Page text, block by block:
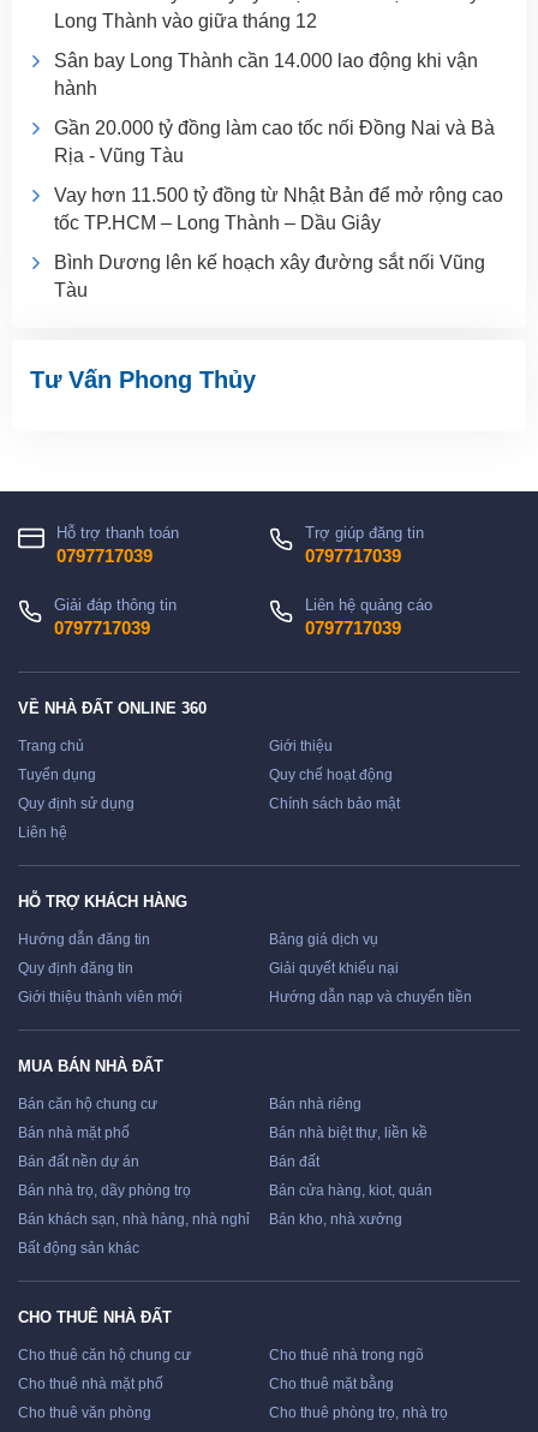
Long Thành vào giữa tháng 12
Sân bay Long Thành cần 14.000 lao động khi vận
hành
Gần 20.000 tỷ đồng làm cao tốc nối Đồng Nai và Bà
Rịa - Vũng Tàu
Vay hơn 11.500 tỷ đồng từ Nhật Bản để mở rộng cao
tốc TP.HCM – Long Thành – Dầu Giây
Bình Dương lên kế hoạch xây đường sắt nối Vũng
Tàu
Tư Vấn Phong Thủy
Hỗ trợ thanh toán
0797717039
Trợ giúp đăng tin
0797717039
Giải đáp thông tin
0797717039
Liên hệ quảng cáo
0797717039
VỀ NHÀ ĐẤT ONLINE 360
Trang chủ
Giới thiệu
Tuyển dụng
Quy chế hoạt động
Quy định sử dụng
Chính sách bảo mật
Liên hệ
HỖ TRỢ KHÁCH HÀNG
Hướng dẫn đăng tin
Bảng giá dịch vụ
Quy định đăng tin
Giải quyết khiếu nại
Giới thiệu thành viên mới
Hướng dẫn nạp và chuyển tiền
MUA BÁN NHÀ ĐẤT
Bán căn hộ chung cư
Bán nhà riêng
Bán nhà mặt phố
Bán nhà biệt thự, liền kề
Bán đất nền dự án
Bán đất
Bán nhà trọ, dãy phòng trọ
Bán cửa hàng, kiot, quán
Bán khách sạn, nhà hàng, nhà nghỉ
Bán kho, nhà xưởng
Bất động sản khác
CHO THUÊ NHÀ ĐẤT
Cho thuê căn hộ chung cư
Cho thuê nhà trong ngõ
Cho thuê nhà mặt phố
Cho thuê mặt bằng
Cho thuê văn phòng
Cho thuê phòng trọ, nhà trọ